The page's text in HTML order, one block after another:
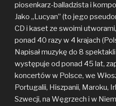
piosenkarz-balladzista i
Jako „Lucyan” (to jego
CD i kaset ze swoimi
ponad 40 razy w 4 krajach
Napisał muzykę do 8
występuje od ponad 45 lat,
koncertów w Polsce, we
Portugalii, Hiszpanii, Maroku,
Szwecji, na Węgrzech i w